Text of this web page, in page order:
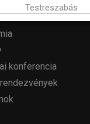
konferencia
Testreszabás